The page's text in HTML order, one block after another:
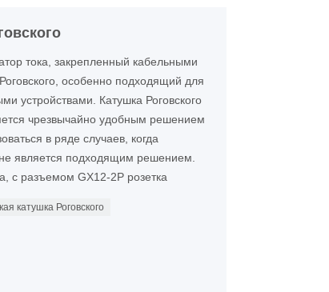
тока, закрепленный кабельными
особенно подходящий для
устройствами. Катушка Роговского
чрезвычайно удобным решением
в ряде случаев, когда
является подходящим решением.
с разъемом GX12-2P розетка
катушка Роговского